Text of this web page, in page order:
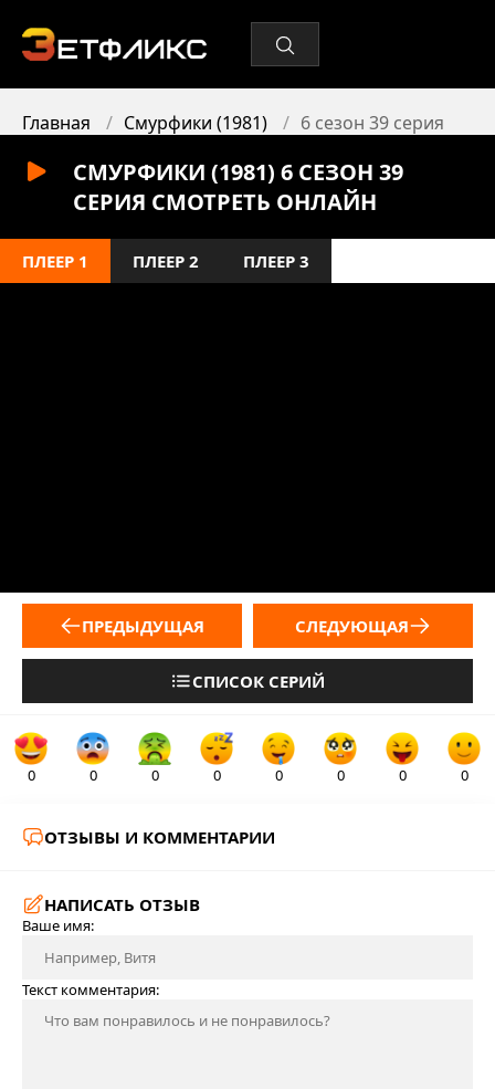
Главная Смурфики (1981) 6 сезон 39 серия
СМУРФИКИ (1981) 6 СЕЗОН 39
СЕРИЯ СМОТРЕТЬ ОНЛАЙН
ПЛЕЕР 1 ПЛЕЕР 2 ПЛЕЕР 3
ПРЕДЫДУЩАЯ
СПИСОК СЕРИЙ
СЛЕДУЮЩАЯ
0 0 0 0 0 0 0 0
ОТЗЫВЫ И КОММЕНТАРИИ
НАПИСАТЬ ОТЗЫВ
Ваше имя:
Текст комментария: